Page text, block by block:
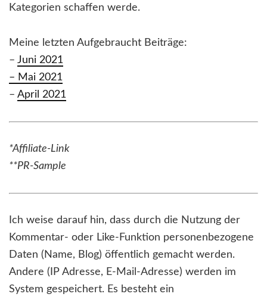
Kategorien schaffen werde.
Meine letzten Aufgebraucht Beiträge:
– Juni 2021
– Mai 2021
– April 2021
*Affiliate-Link
**PR-Sample
Ich weise darauf hin, dass durch die Nutzung der
Kommentar- oder Like-Funktion personenbezogene
Daten (Name, Blog) öffentlich gemacht werden.
Andere (IP Adresse, E-Mail-Adresse) werden im
System gespeichert. Es besteht ein